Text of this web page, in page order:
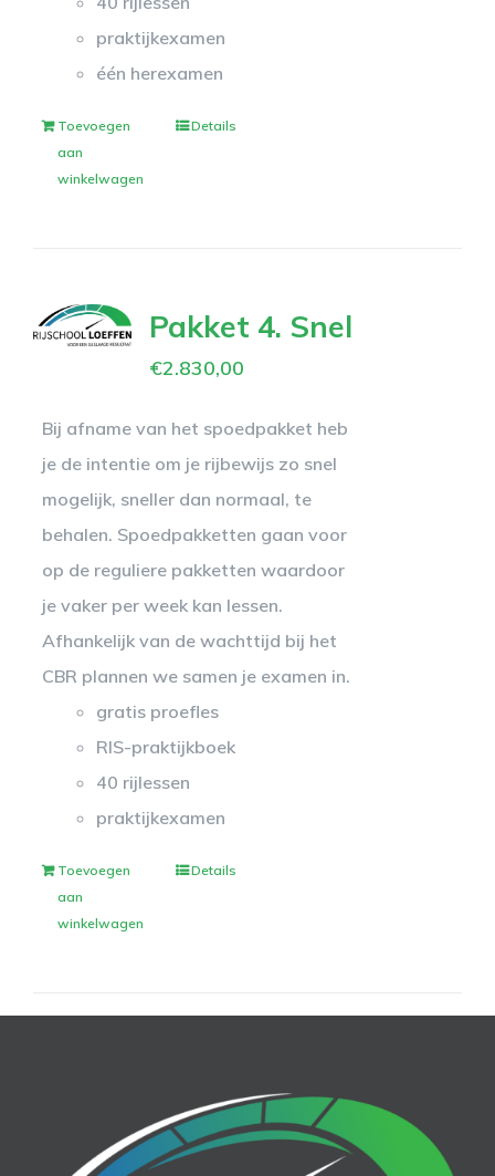
praktijkexamen
één herexamen
Toevoegen
aan
winkelwagen
Details
Pakket 4. Snel
€2.830,00
Bij afname van het spoedpakket heb
je de intentie om je rijbewijs zo snel
mogelijk, sneller dan normaal, te
behalen. Spoedpakketten gaan voor
op de reguliere pakketten waardoor
je vaker per week kan lessen.
Afhankelijk van de wachttijd bij het
CBR plannen we samen je examen in.
gratis proefles
RIS-praktijkboek
40 rijlessen
praktijkexamen
Toevoegen
aan
winkelwagen
Details